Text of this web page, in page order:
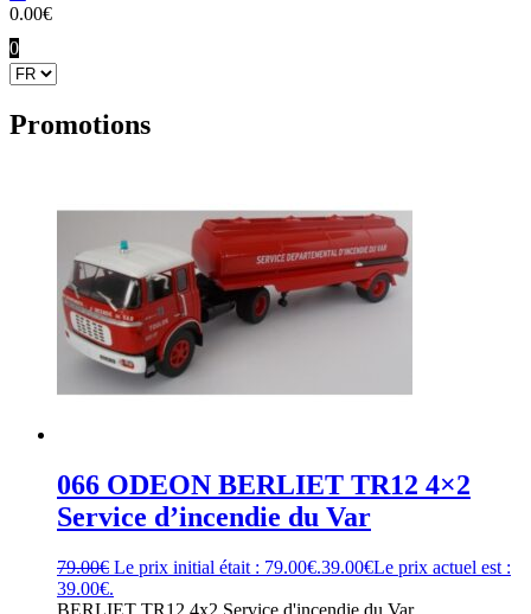
0.00€
0
Promotions
066 ODEON BERLIET TR12 4×2
Service d’incendie du Var
79.00€ Le prix initial était : 79.00€.39.00€Le prix actuel est :
39.00€.
BERLIET TR12 4x2 Service d'incendie du Var